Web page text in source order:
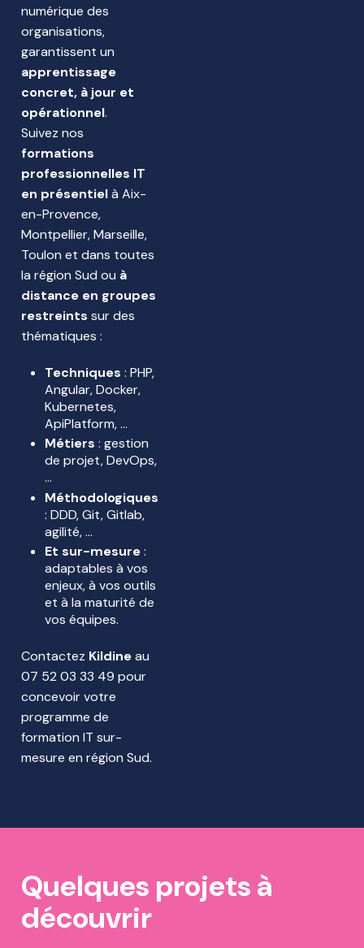
numérique des
organisations,
garantissent un
apprentissage
concret, à jour et
opérationnel.
Suivez nos
formations
professionnelles IT
en présentielà Aix-
en-Provence,
Montpellier, Marseille,
Toulon et dans toutes
la région Sud ou à
distance en groupes
restreints sur des
thématiques :
Techniques : PHP,
Angular, Docker,
Kubernetes,
ApiPlatform, …
Métiers : gestion
de projet, DevOps,
…
Méthodologiques
: DDD, Git, Gitlab,
agilité, …
Et sur-mesure:
adaptables à vos
enjeux, à vos outils
et à la maturité de
vos équipes.
Contactez Kildineau
07 52 03 33 49 pour
concevoir votre
programme de
formation IT sur-
mesure en région Sud.
Quelques projets à
découvrir